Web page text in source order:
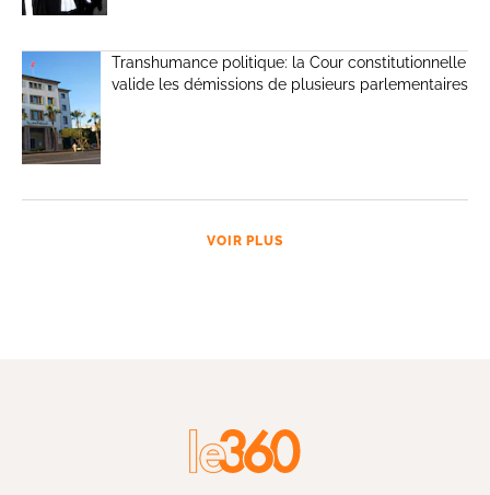
Transhumance politique: la Cour constitutionnelle
valide les démissions de plusieurs parlementaires
VOIR PLUS